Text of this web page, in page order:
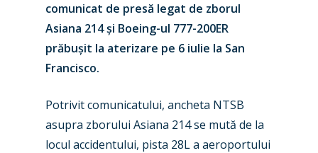
comunicat de presă legat de zborul
Asiana 214 și Boeing-ul 777-200ER
prăbușit la aterizare pe 6 iulie la San
Francisco.
Potrivit comunicatului, ancheta NTSB
asupra zborului Asiana 214 se mută de la
locul accidentului, pista 28L a aeroportului